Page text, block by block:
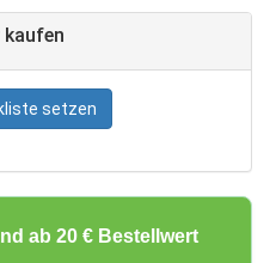
kaufen
setzen
ab 20 € Bestellwert